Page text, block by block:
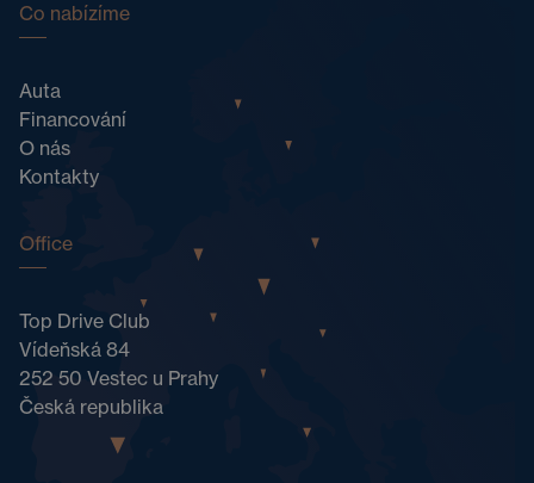
Co nabízíme
Auta
Financování
O nás
Kontakty
Office
Top Drive Club
Vídeňská 84
252 50 Vestec u Prahy
Česká republika